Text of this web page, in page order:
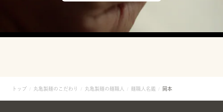
トップ 丸亀製麺のこだわり 丸亀製麺の麺職人 麺職人名鑑 岡本